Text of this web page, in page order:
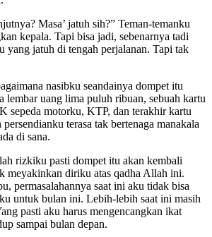
Masa’ jatuh sih?” Teman-temanku
kepala. Tapi bisa jadi, sebenarnya tadi
yang jatuh di tengah perjalanan. Tapi tak
nasibku seandainya dompet itu
lembar uang lima puluh ribuan, sebuah kartu
sepeda motorku, KTP, dan terakhir kartu
terasa tak bertenaga manakala
di sana.
rizkiku pasti dompet itu akan kembali
meyakinkan diriku atas qadha Allah ini.
permasalahannya saat ini aku tidak bisa
untuk bulan ini. Lebih-lebih saat ini masih
pasti aku harus mengencangkan ikat
sampai bulan depan.